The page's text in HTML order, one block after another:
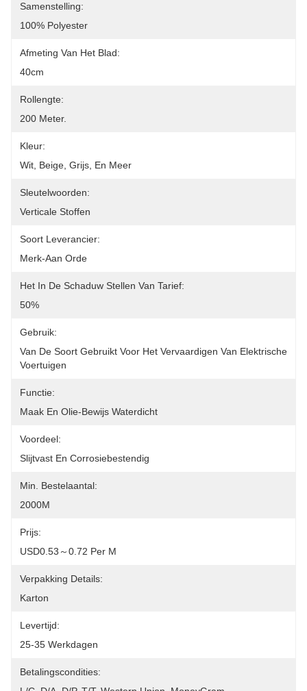
Samenstelling:
100% Polyester
Afmeting Van Het Blad:
40cm
Rollengte:
200 Meter.
Kleur:
Wit, Beige, Grijs, En Meer
Sleutelwoorden:
Verticale Stoffen
Soort Leverancier:
Merk-Aan Orde
Het In De Schaduw Stellen Van Tarief:
50%
Gebruik:
Van De Soort Gebruikt Voor Het Vervaardigen Van Elektrische
Voertuigen
Functie:
Maak En Olie-Bewijs Waterdicht
Voordeel:
Slijtvast En Corrosiebestendig
Min. Bestelaantal:
2000M
Prijs:
USD0.53～0.72 Per M
Verpakking Details:
Karton
Levertijd:
25-35 Werkdagen
Betalingscondities: